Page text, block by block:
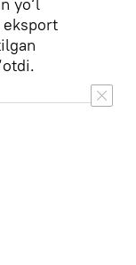
eksport